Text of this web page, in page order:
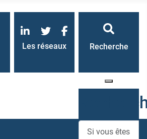
Recherche
Les réseaux
LinkedInTwitterFacebook